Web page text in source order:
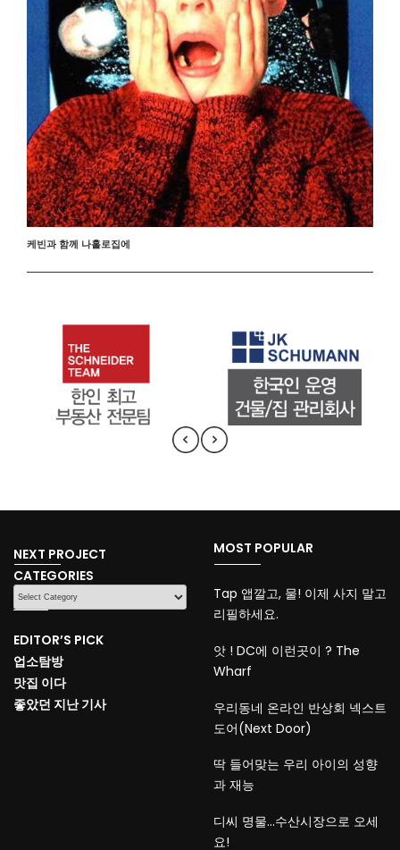
케빈과 함께 나홀로집에
NEXT PROJECT
CATEGORIES
CATEGORIES
EDITOR’S PICK
업소탐방
맛집 이다
좋았던 지난 기사
MOST POPULAR
Tap 앱깔고, 물! 이제 사지 말고
리필하세요.
앗 ! DC에 이런곳이 ? The
Wharf
우리동네 온라인 반상회 넥스트
도어(Next Door)
딱 들어맞는 우리 아이의 성향
과 재능
디씨 명물…수산시장으로 오세
요!